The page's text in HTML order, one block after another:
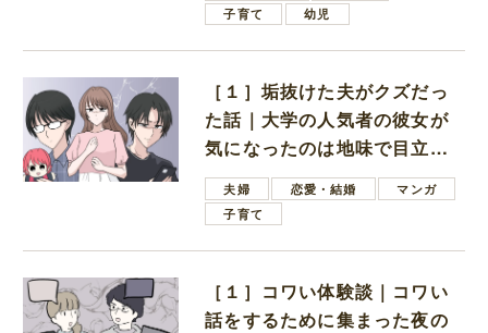
子育て
幼児
［１］垢抜けた夫がクズだっ
た話｜大学の人気者の彼女が
気になったのは地味で目立た
ない男子学生
夫婦 恋愛・結婚
マンガ
子育て
［１］コワい体験談｜コワい
話をするために集まった夜の